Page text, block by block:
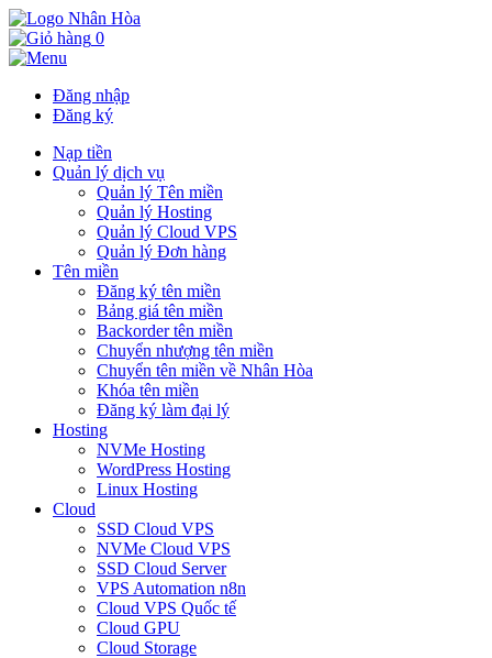
0
Đăng nhập
Đăng ký
Nạp tiền
Quản lý dịch vụ
Quản lý Tên miền
Quản lý Hosting
Quản lý Cloud VPS
Quản lý Đơn hàng
Tên miền
Đăng ký tên miền
Bảng giá tên miền
Backorder tên miền
Chuyển nhượng tên miền
Chuyển tên miền về Nhân Hòa
Khóa tên miền
Đăng ký làm đại lý
Hosting
NVMe Hosting
WordPress Hosting
Linux Hosting
Cloud
SSD Cloud VPS
NVMe Cloud VPS
SSD Cloud Server
VPS Automation n8n
Cloud VPS Quốc tế
Cloud GPU
Cloud Storage